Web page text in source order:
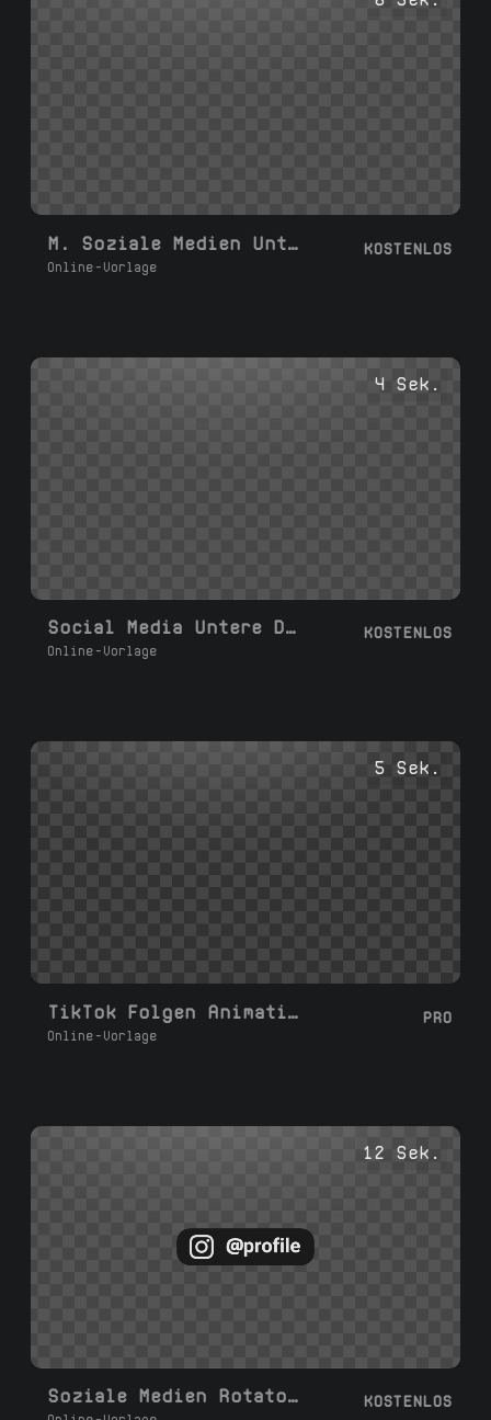
M. Soziale Medien Untertitel R
Online-Vorlage
KOSTENLOS
4 Sek.
Social Media Untere Drittel Mitte
Online-Vorlage
KOSTENLOS
5 Sek.
TikTok Folgen Animation
Online-Vorlage
PRO
12 Sek.
Soziale Medien Rotator 1-6 KOSTENLOS